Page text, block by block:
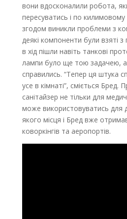
вони вдосконалили робота,
пересуватись і по
згодом виникли проблеми з
деякі компоненти були взяті з
в хід пішли навіть танкові
лампи було ще тою задачею,
справились. “Тепер ця штука
усе в кімнаті”, сміється Бред.
санітайзер не тільки для
може використовуватись для
якого місця і Бред вже
коворкінгів та аеропортів.